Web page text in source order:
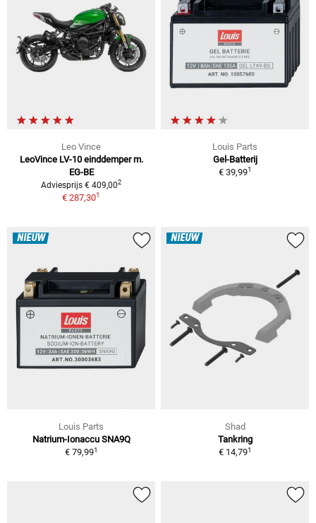
Leo Vince
LeoVince LV-10 einddemper m.
EG-BE
Adviesprijs € 409,002
€ 287,301
Louis Parts
Gel-Batterij
€ 39,991
NIEUW
Louis Parts
Natrium-Ionaccu SNA9Q
€ 79,991
NIEUW
Shad
Tankring
€ 14,791